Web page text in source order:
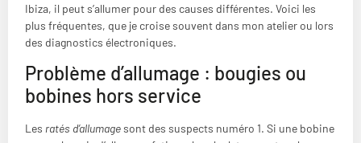
Ibiza, il peut s’allumer pour des causes différentes. Voici les
plus fréquentes, que je croise souvent dans mon atelier ou lors
des diagnostics électroniques.
Problème d’allumage : bougies ou
bobines hors service
Les ratés d’allumagesont des suspects numéro 1. Si une bobine